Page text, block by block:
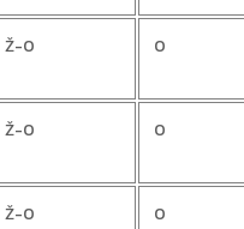
Ž-0 0
Ž-0 0
Ž-0 0